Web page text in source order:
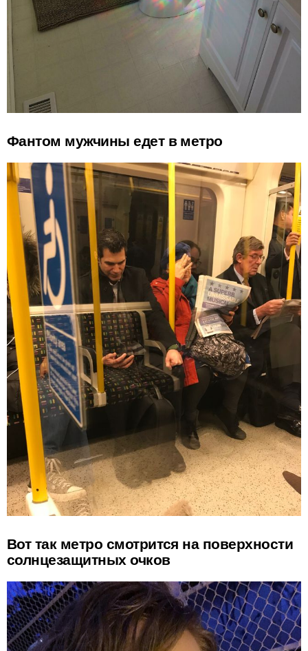
Фантом мужчины едет в метро
Вот так метро смотрится на поверхности
солнцезащитных очков